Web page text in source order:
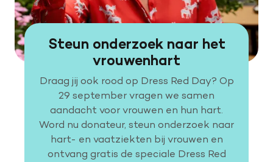
Steun onderzoek naar het
vrouwenhart
Draag jij ook rood op Dress Red Day? Op
29 september vragen we samen
aandacht voor vrouwen en hun hart.
Word nu donateur, steun onderzoek naar
hart- en vaatziekten bij vrouwen en
ontvang gratis de speciale Dress Red